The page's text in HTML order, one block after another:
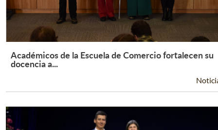
Leer Más +
Académicos de la Escuela de Comercio fortalecen su
docencia a...